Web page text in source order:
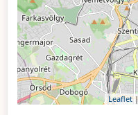
Leaflet|